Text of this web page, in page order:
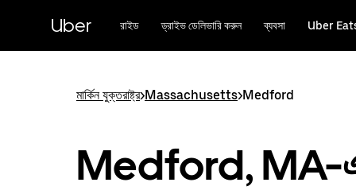
বিষয়সূচিতে
Uber রাইড ড্রাইভ ডেলিভারি করুন ব্যবসা Uber
মার্কিন যুক্তরাষ্ট্র>Massachusetts>Medford
Medford, MA-